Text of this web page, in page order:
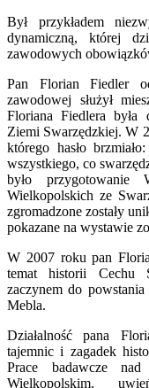
Był przykładem
dynamiczną, której
zawodowych
Pan Florian Fiedler
zawodowej służył
Floriana Fiedlera była
Ziemi Swarzędzkiej. W
którego hasło
wszystkiego, co
było przygotowanie
Wielkopolskich ze
zgromadzone zostały
pokazane na wystawie
W 2007 roku pan
temat historii Cechu
zaczynem do
Mebla.
Działalność pana
tajemnic i zagadek
Prace badawcze
Wielkopolskim,